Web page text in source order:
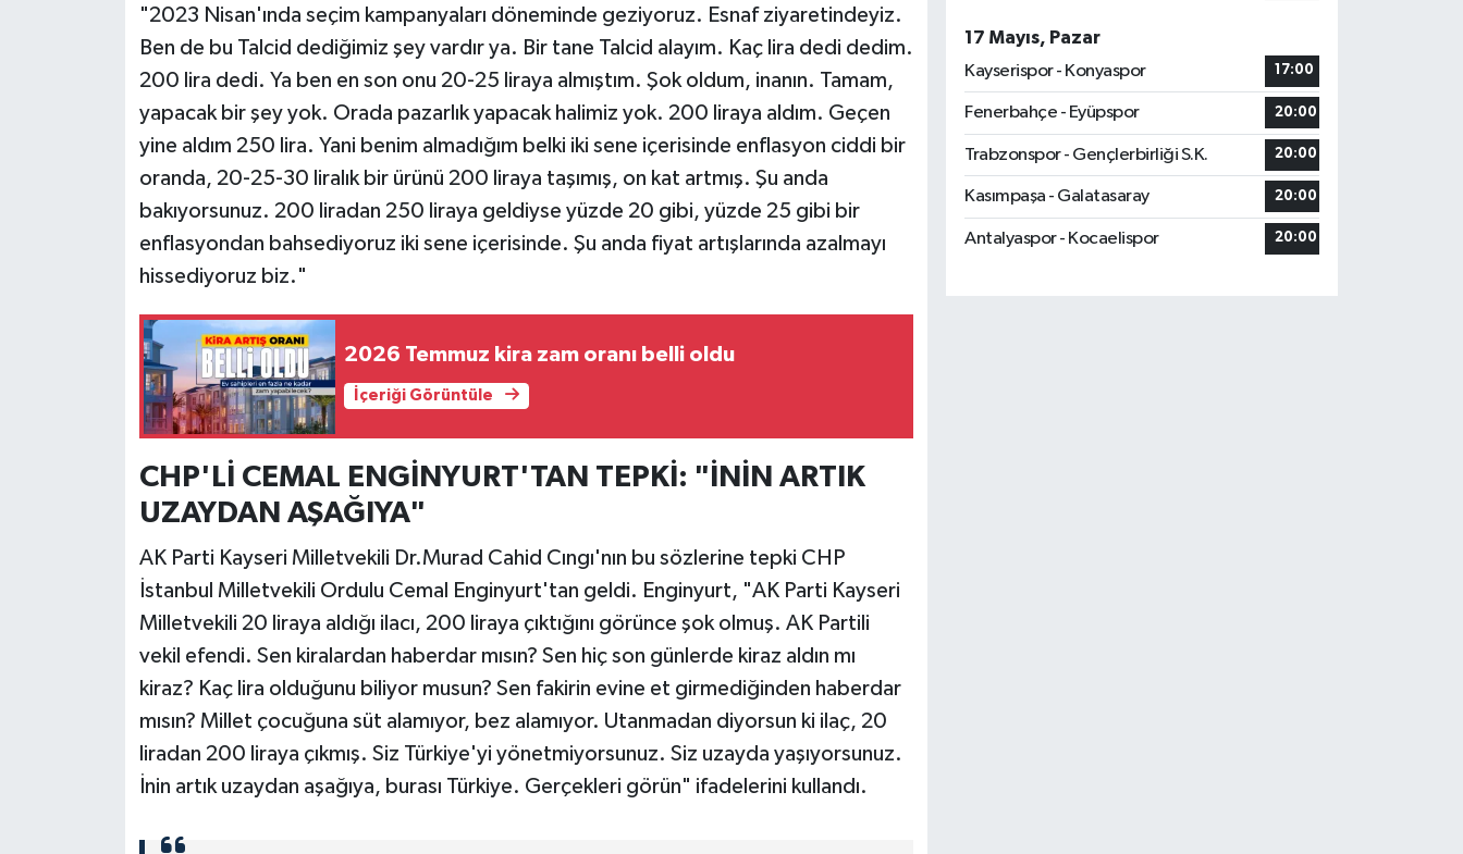
"2023 Nisan'ında seçim kampanyaları döneminde geziyoruz. Esnaf ziyaretindeyiz.
Ben de bu Talcid dediğimiz şey vardır ya. Bir tane Talcid alayım. Kaç lira dedi dedim.
200 lira dedi. Ya ben en son onu 20-25 liraya almıştım. Şok oldum, inanın. Tamam,
yapacak bir şey yok. Orada pazarlık yapacak halimiz yok. 200 liraya aldım. Geçen
yine aldım 250 lira. Yani benim almadığım belki iki sene içerisinde enflasyon ciddi bir
oranda, 20-25-30 liralık bir ürünü 200 liraya taşımış, on kat artmış. Şu anda
bakıyorsunuz. 200 liradan 250 liraya geldiyse yüzde 20 gibi, yüzde 25 gibi bir
enflasyondan bahsediyoruz iki sene içerisinde. Şu anda fiyat artışlarında azalmayı
hissediyoruz biz."
2026 Temmuz kira zam oranı belli oldu
İçeriği Görüntüle
CHP'Lİ CEMAL ENGİNYURT'TAN TEPKİ: "İNİN ARTIK
UZAYDAN AŞAĞIYA"
AK Parti Kayseri Milletvekili Dr.Murad Cahid Cıngı'nın bu sözlerine tepki CHP
İstanbul Milletvekili Ordulu Cemal Enginyurt'tan geldi. Enginyurt, "AK Parti Kayseri
Milletvekili 20 liraya aldığı ilacı, 200 liraya çıktığını görünce şok olmuş. AK Partili
vekil efendi. Sen kiralardan haberdar mısın? Sen hiç son günlerde kiraz aldın mı
kiraz? Kaç lira olduğunu biliyor musun? Sen fakirin evine et girmediğinden haberdar
mısın? Millet çocuğuna süt alamıyor, bez alamıyor. Utanmadan diyorsun ki ilaç, 20
liradan 200 liraya çıkmış. Siz Türkiye'yi yönetmiyorsunuz. Siz uzayda yaşıyorsunuz.
İnin artık uzaydan aşağıya, burası Türkiye. Gerçekleri görün" ifadelerini kullandı.
17 Mayıs, Pazar
Kayserispor - Konyaspor
17:00
Fenerbahçe - Eyüpspor 20:00
Trabzonspor - Gençlerbirliği S.K. 20:00
Kasımpaşa - Galatasaray 20:00
Antalyaspor - Kocaelispor 20:00